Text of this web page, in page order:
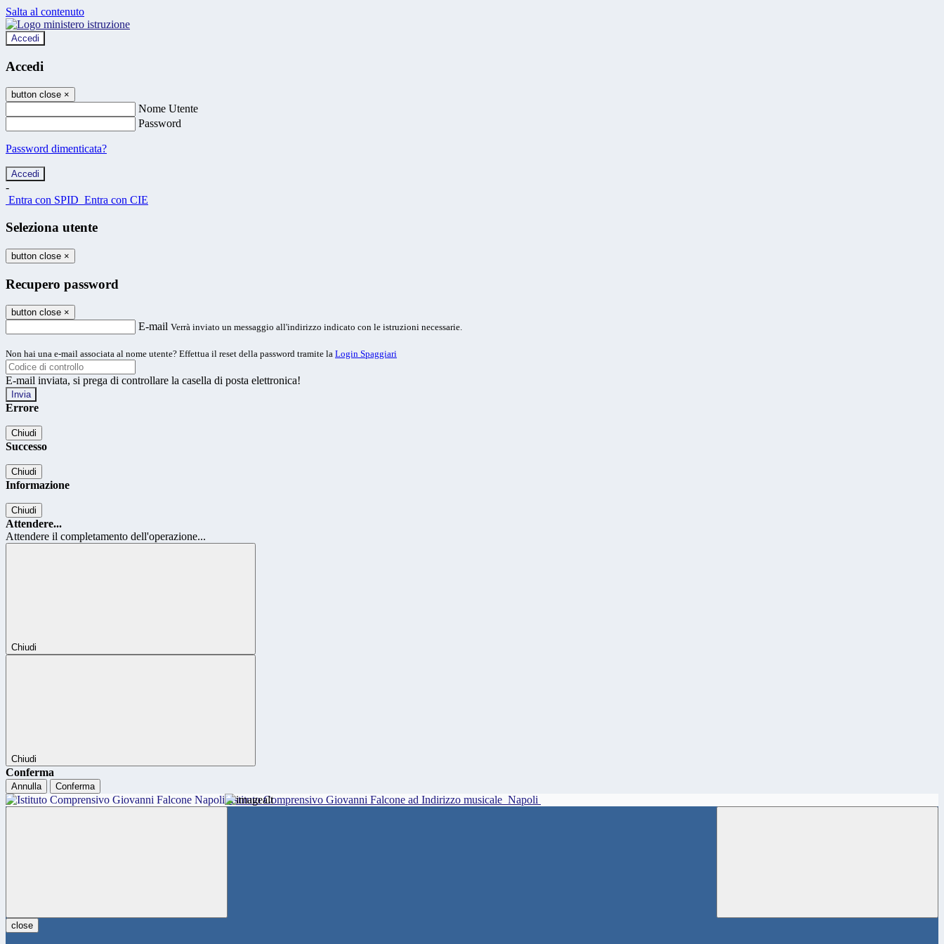
Salta al contenuto
Accedi
Accedi
button close ×
Nome Utente
Password
Password dimenticata?
-
Entra con SPID Entra con CIE
Seleziona utente
button close ×
Recupero password
button close ×
E-mail Verrà inviato un messaggio all'indirizzo indicato con le istruzioni necessarie.
Non hai una e-mail associata al nome utente? Effettua il reset della password tramite la Login Spaggiari
E-mail inviata, si prega di controllare la casella di posta elettronica!
Errore
Chiudi
Successo
Chiudi
Informazione
Chiudi
Attendere...
Attendere il completamento dell'operazione...
Chiudi
Chiudi
Conferma
Annulla Conferma
Istituto Comprensivo Giovanni Falcone ad Indirizzo musicale Napoli
close